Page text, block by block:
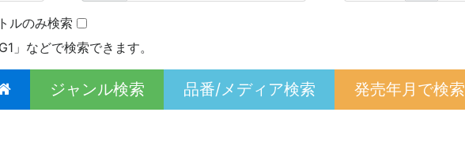
ルのみ検索
」などで検索できます。
ジャンル検索 品番/メディア検索 発売年月で検索